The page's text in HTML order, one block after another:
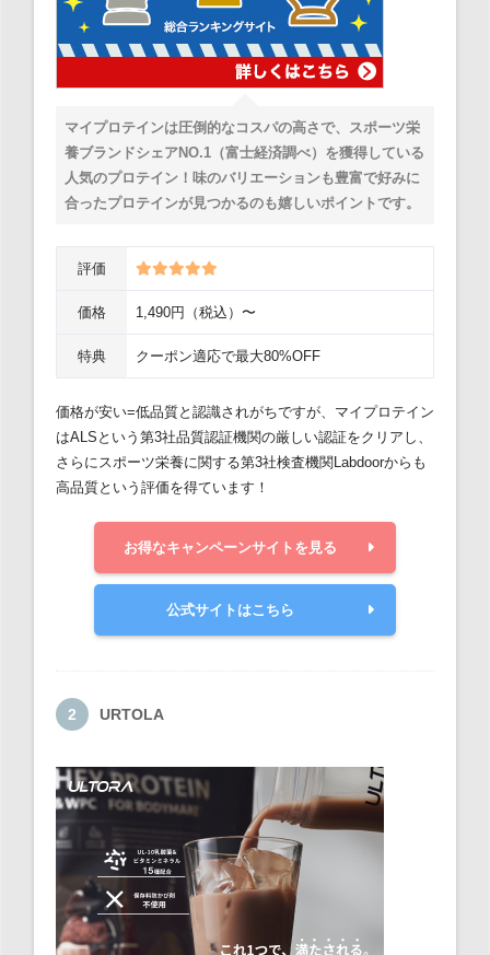
マイプロテインは圧倒的なコスパの高さで、スポーツ栄
養ブランドシェアNO.1（富士経済調べ）を獲得している
人気のプロテイン！味のバリエーションも豊富で好みに
合ったプロテインが見つかるのも嬉しいポイントです。
評価
価格 1,490円（税込）〜
特典 クーポン適応で最大80%OFF
価格が安い=低品質と認識されがちですが、マイプロテイン
はALSという第3社品質認証機関の厳しい認証をクリアし、
さらにスポーツ栄養に関する第3社検査機関Labdoorからも
高品質という評価を得ています！
お得なキャンペーンサイトを見る
公式サイトはこちら
URTOLA